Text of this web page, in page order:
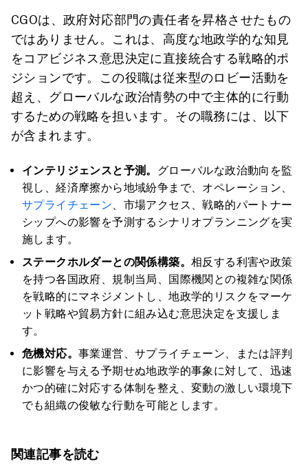
CGOは、政府対応部門の責任者を昇格させたもの
ではありません。これは、高度な地政学的な知見
をコアビジネス意思決定に直接統合する戦略的ポ
ジションです。この役職は従来型のロビー活動を
超え、グローバルな政治情勢の中で主体的に行動
するための戦略を担います。その職務には、以下
が含まれます。
インテリジェンスと予測。 グローバルな政治動向を監
視し、経済摩擦から地域紛争まで、オペレーション、
サプライチェーン、市場アクセス、戦略的パートナー
シップへの影響を予測するシナリオプランニングを実
施します。
ステークホルダーとの関係構築。 相反する利害や政策
を持つ各国政府、規制当局、国際機関との複雑な関係
を戦略的にマネジメントし、地政学的リスクをマーケ
ット戦略や貿易方針に組み込む意思決定を支援しま
す。
危機対応。 事業運営、サプライチェーン、または評判
に影響を与える予期せぬ地政学的事象に対して、迅速
かつ的確に対応する体制を整え、変動の激しい環境下
でも組織の俊敏な行動を可能とします。
関連記事を読む